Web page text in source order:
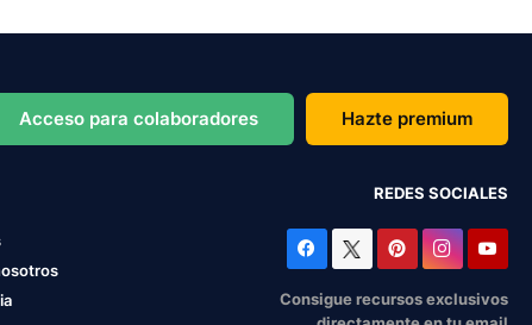
Acceso para colaboradores Hazte premium
REDES SOCIALES
Consigue recursos exclusivos